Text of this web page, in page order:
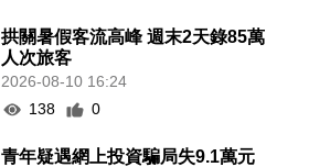
拱關暑假客流高峰 週末2天錄85萬
人次旅客
2026-08-10 16:24
138
0
青年疑遇網上投資騙局失9.1萬元